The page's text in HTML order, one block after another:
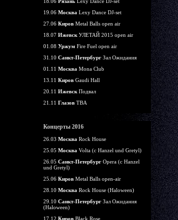
19.06 Москва Lexy Dance DJ-set
27.06 Киров Metal Balls open air
18.07 Ижевск УЛЕТАЙ 2015 open air
01.08 Уржум Fire Fuel open air
31.10 Санкт-Петербург Зал Ожидания
01.11 Москва Mona Club
13.11 Киров Gaudi Hall
20.11 Ижевск Подвал
21.11 Глазов TBA
Концерты 2016
26.03 Москва Rock House
25.05 Москва Volta (c Hanzel und Gretyl)
26.05 Санкт-Петербург Opera (c Hanzel
und Gretyl)
25.06 Киров Metal Balls open-air
28.10 Москва Rock House (Haloween)
29.10 Санкт-Петербург Зал Ожидания
(Haloween)
17.12 Киров Black Rose